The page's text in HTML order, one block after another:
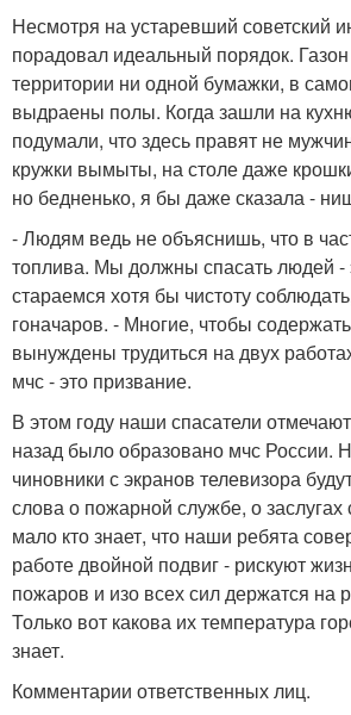
Несмотря на устаревший советский
порадовал идеальный порядок.
территории ни одной бумажки, в
выдраены полы. Когда зашли на
подумали, что здесь правят не
кружки вымыты, на столе даже
но бедненько, я бы даже сказала -
- Людям ведь не объяснишь, что в
топлива. Мы должны спасать людей -
стараемся хотя бы чистоту
гоначаров. - Многие, чтобы
вынуждены трудиться на двух
мчс - это призвание.
В этом году наши спасатели
назад было образовано мчс России.
чиновники с экранов телевизора
слова о пожарной службе, о
мало кто знает, что наши ребята
работе двойной подвиг - рискуют
пожаров и изо всех сил держатся на
Только вот какова их температура
знает.
Комментарии ответственных лиц.